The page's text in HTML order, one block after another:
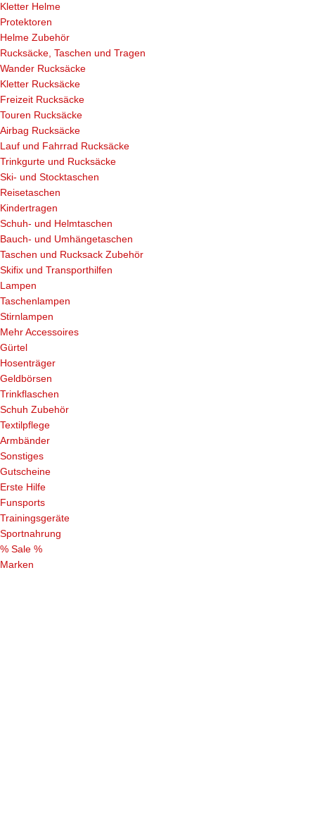
Kletter Helme
Protektoren
Helme Zubehör
Rucksäcke, Taschen und Tragen
Wander Rucksäcke
Kletter Rucksäcke
Freizeit Rucksäcke
Touren Rucksäcke
Airbag Rucksäcke
Lauf und Fahrrad Rucksäcke
Trinkgurte und Rucksäcke
Ski- und Stocktaschen
Reisetaschen
Kindertragen
Schuh- und Helmtaschen
Bauch- und Umhängetaschen
Taschen und Rucksack Zubehör
Skifix und Transporthilfen
Lampen
Taschenlampen
Stirnlampen
Mehr Accessoires
Gürtel
Hosenträger
Geldbörsen
Trinkflaschen
Schuh Zubehör
Textilpflege
Armbänder
Sonstiges
Gutscheine
Erste Hilfe
Funsports
Trainingsgeräte
Sportnahrung
% Sale %
Marken